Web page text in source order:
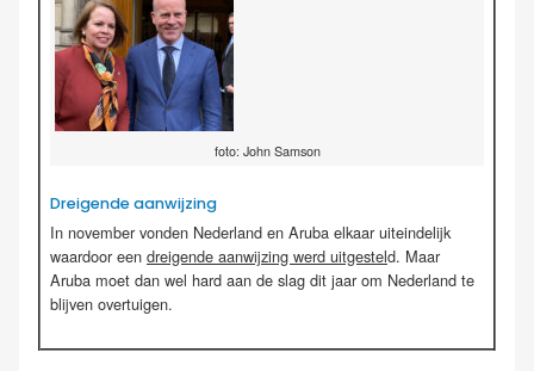
foto: John Samson
Dreigende aanwijzing
In november vonden Nederland en Aruba elkaar uiteindelijk
waardoor een dreigende aanwijzing werd uitgesteld. Maar
Aruba moet dan wel hard aan de slag dit jaar om Nederland te
blijven overtuigen.